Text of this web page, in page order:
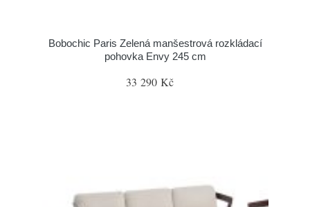
Bobochic Paris Zelená manšestrová rozkládací
pohovka Envy 245 cm
33 290 Kč